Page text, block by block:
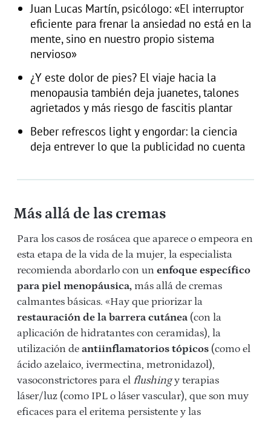
Juan Lucas Martín, psicólogo: «El interruptor
eficiente para frenar la ansiedad no está en la
mente, sino en nuestro propio sistema
nervioso»
¿Y este dolor de pies? El viaje hacia la
menopausia también deja juanetes, talones
agrietados y más riesgo de fascitis plantar
Beber refrescos light y engordar: la ciencia
deja entrever lo que la publicidad no cuenta
Más allá de las cremas
Para los casos de rosácea que aparece o empeora en
esta etapa de la vida de la mujer, la especialista
recomienda abordarlo con un enfoque específico
para piel menopáusica, más allá de cremas
calmantes básicas. «Hay que priorizar la
restauración de la barrera cutánea (con la
aplicación de hidratantes con ceramidas), la
utilización de antiinflamatorios tópicos (como el
ácido azelaico, ivermectina, metronidazol),
vasoconstrictores para el flushingy terapias
láser/luz (como IPL o láser vascular), que son muy
eficaces para el eritema persistente y las